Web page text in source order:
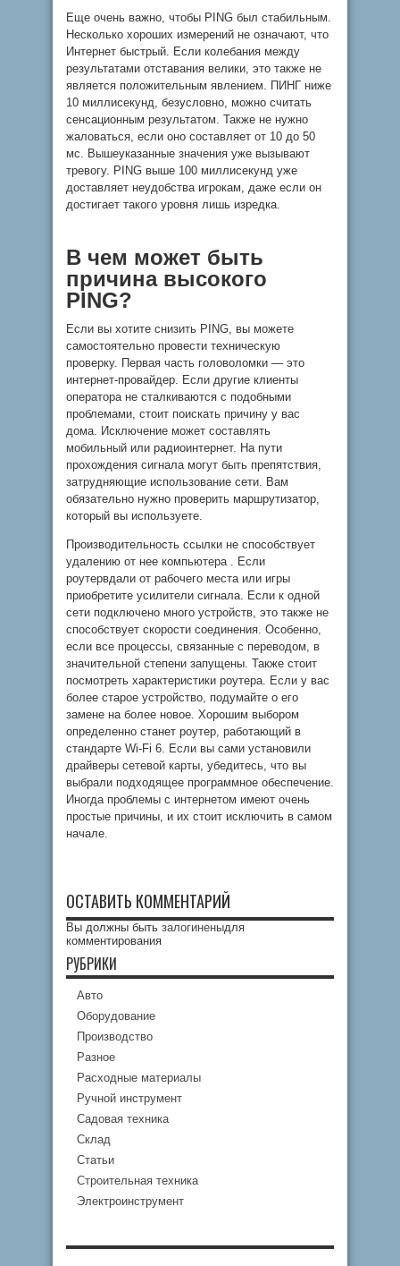
Еще очень важно, чтобы PING был стабильным.
Несколько хороших измерений не означают, что
Интернет быстрый. Если колебания между
результатами отставания велики, это также не
является положительным явлением. ПИНГ ниже
10 миллисекунд, безусловно, можно считать
сенсационным результатом. Также не нужно
жаловаться, если оно составляет от 10 до 50
мс. Вышеуказанные значения уже вызывают
тревогу. PING выше 100 миллисекунд уже
доставляет неудобства игрокам, даже если он
достигает такого уровня лишь изредка.
В чем может быть
причина высокого
PING?
Если вы хотите снизить PING, вы можете
самостоятельно провести техническую
проверку. Первая часть головоломки — это
интернет-провайдер. Если другие клиенты
оператора не сталкиваются с подобными
проблемами, стоит поискать причину у вас
дома. Исключение может составлять
мобильный или радиоинтернет. На пути
прохождения сигнала могут быть препятствия,
затрудняющие использование сети. Вам
обязательно нужно проверить маршрутизатор,
который вы используете.
Производительность ссылки не способствует
удалению от нее компьютера . Если
роутервдали от рабочего места или игры
приобретите усилители сигнала. Если к одной
сети подключено много устройств, это также не
способствует скорости соединения. Особенно,
если все процессы, связанные с переводом, в
значительной степени запущены. Также стоит
посмотреть характеристики роутера. Если у вас
более старое устройство, подумайте о его
замене на более новое. Хорошим выбором
определенно станет роутер, работающий в
стандарте Wi-Fi 6. Если вы сами установили
драйверы сетевой карты, убедитесь, что вы
выбрали подходящее программное обеспечение.
Иногда проблемы с интернетом имеют очень
простые причины, и их стоит исключить в самом
начале.
ОСТАВИТЬ КОММЕНТАРИЙ
Вы должны быть залогиненыдля
комментирования
РУБРИКИ
Авто
Оборудование
Производство
Разное
Расходные материалы
Ручной инструмент
Садовая техника
Склад
Статьи
Строительная техника
Электроинструмент